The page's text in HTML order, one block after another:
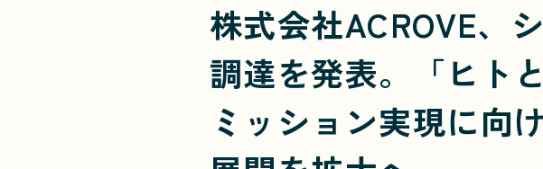
株式会社ACROVE、
調達を発表。「ヒト
ミッション実現に向